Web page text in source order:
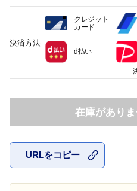
在庫があり
URLをコピー
決済方法
クレジット
カード
d払い